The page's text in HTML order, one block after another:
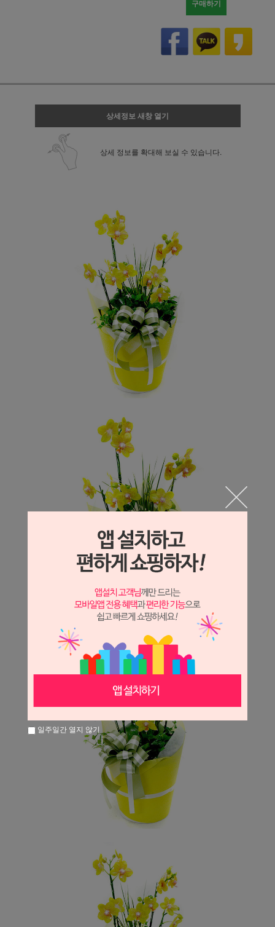
구매하기
상세정보 새창 열기
상세 정보를 확대해 보실 수 있습니다.
일주일간 열지 않기